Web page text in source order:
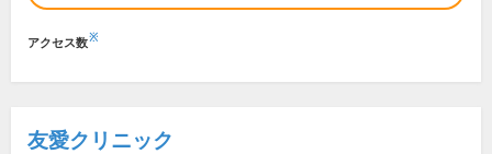
アクセス数※
友愛クリニック